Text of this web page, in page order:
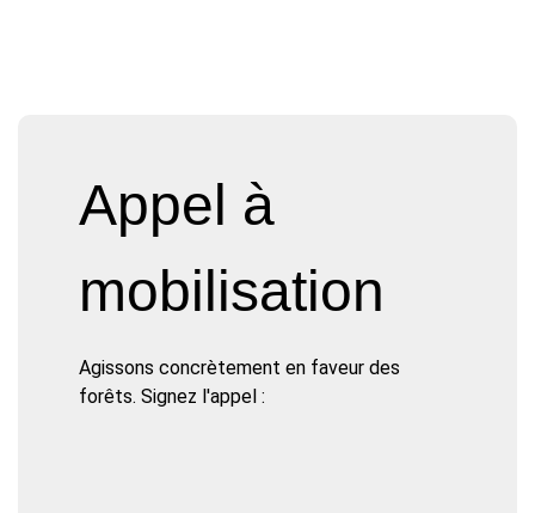
Appel à
mobilisation
Agissons concrètement en faveur des
forêts. Signez l'appel :